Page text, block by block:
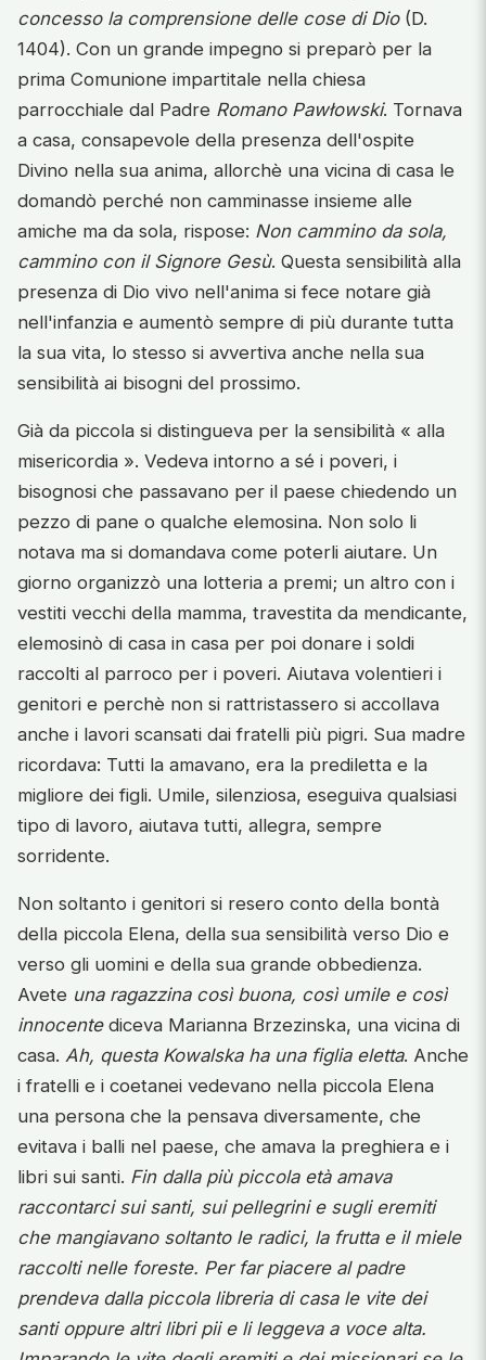
concesso la comprensione delle cose di Dio(D.
1404). Con un grande impegno si preparò per la
prima Comunione impartitale nella chiesa
parrocchiale dal Padre Romano Pawłowski. Tornava
a casa, consapevole della presenza dell'ospite
Divino nella sua anima, allorchè una vicina di casa le
domandò perché non camminasse insieme alle
amiche ma da sola, rispose: Non cammino da sola,
cammino con il Signore Gesù. Questa sensibilità alla
presenza di Dio vivo nell'anima si fece notare già
nell'infanzia e aumentò sempre di più durante tutta
la sua vita, lo stesso si avvertiva anche nella sua
sensibilità ai bisogni del prossimo.
Già da piccola si distingueva per la sensibilità « alla
misericordia ». Vedeva intorno a sé i poveri, i
bisognosi che passavano per il paese chiedendo un
pezzo di pane o qualche elemosina. Non solo li
notava ma si domandava come poterli aiutare. Un
giorno organizzò una lotteria a premi; un altro con i
vestiti vecchi della mamma, travestita da mendicante,
elemosinò di casa in casa per poi donare i soldi
raccolti al parroco per i poveri. Aiutava volentieri i
genitori e perchè non si rattristassero si accollava
anche i lavori scansati dai fratelli più pigri. Sua madre
ricordava: Tutti la amavano, era la prediletta e la
migliore dei figli. Umile, silenziosa, eseguiva qualsiasi
tipo di lavoro, aiutava tutti, allegra, sempre
sorridente.
Non soltanto i genitori si resero conto della bontà
della piccola Elena, della sua sensibilità verso Dio e
verso gli uomini e della sua grande obbedienza.
Avete una ragazzina così buona, così umile e così
innocentediceva Marianna Brzezinska, una vicina di
casa. Ah, questa Kowalska ha una figlia eletta. Anche
i fratelli e i coetanei vedevano nella piccola Elena
una persona che la pensava diversamente, che
evitava i balli nel paese, che amava la preghiera e i
libri sui santi. Fin dalla più piccola età amava
raccontarci sui santi, sui pellegrini e sugli eremiti
che mangiavano soltanto le radici, la frutta e il miele
raccolti nelle foreste. Per far piacere al padre
prendeva dalla piccola libreria di casa le vite dei
santi oppure altri libri pii e li leggeva a voce alta.